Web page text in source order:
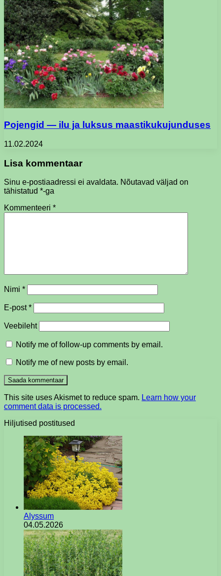
Pojengid — ilu ja luksus maastikukujunduses
11.02.2024
Lisa kommentaar
Sinu e-postiaadressi ei avaldata. Nõutavad väljad on
tähistatud *-ga
Kommenteeri *
Nimi *
E-post*
Veebileht
Notify me of follow-up comments by email.
Notify me of new posts by email.
This site uses Akismet to reduce spam. Learn how your
comment data is processed.
Hiljutised postitused
Alyssum
04.05.2026